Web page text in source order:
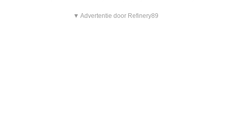
▼ Advertentie door Refinery89